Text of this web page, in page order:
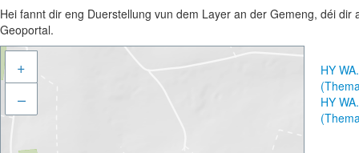
Hei fannt dir eng Duerstellung vun dem Layer an der Gemeng, déi
Geoportal.
+
–
HY
HY